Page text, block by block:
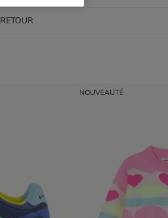
RETOUR
NOUVEAUTÉ